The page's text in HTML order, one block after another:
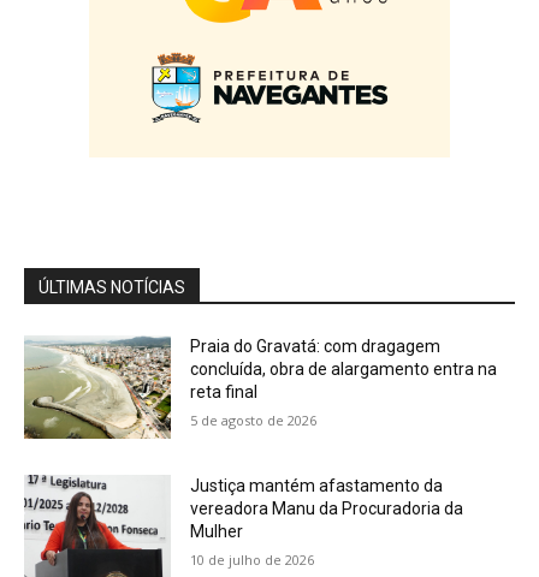
Prefeitura de Florianópolis durante Conecta
Mind
03:12
Cobertura Especial: Educador físico Felipe
ÚLTIMAS NOTÍCIAS
Praia do Gravatá: com dragagem
concluída, obra de alargamento entra na
reta final
5 de agosto de 2026
Justiça mantém afastamento da
vereadora Manu da Procuradoria da
Mulher
10 de julho de 2026